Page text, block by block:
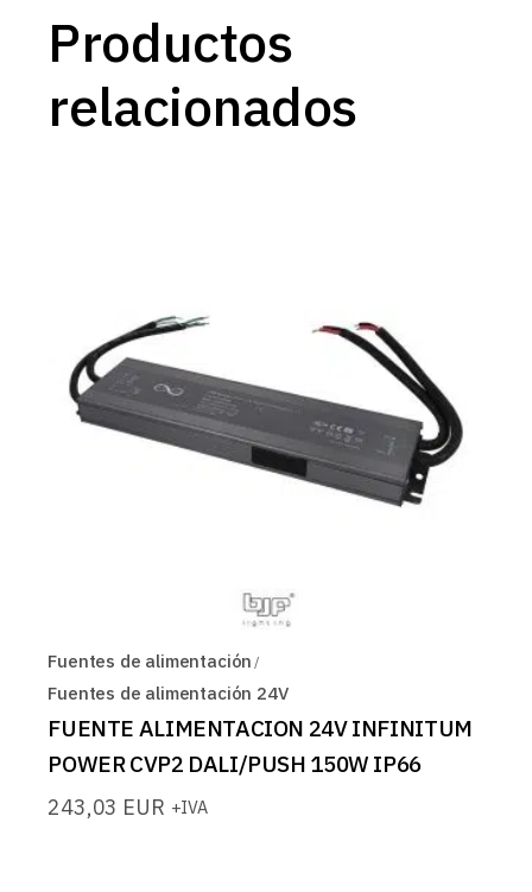
Productos
relacionados
Fuentes de alimentación
Fuentes de alimentación 24V
FUENTE ALIMENTACION 24V INFINITUM
POWER CVP2 DALI/PUSH 150W IP66
243,03 EUR +IVA